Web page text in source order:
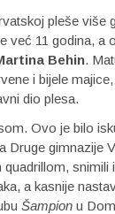
pleše više
već 11 godina, a
Behin.
i bijele
dio plesa.
Ovo je bilo
Druge gimnazije
snimili i
a kasnije
Šampion u